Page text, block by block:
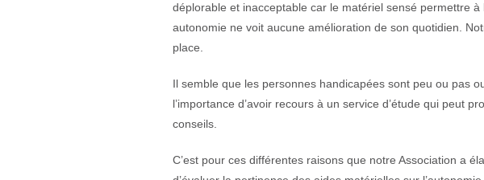
déplorable et inacceptable car le matériel sensé permettre
autonomie ne voit aucune amélioration de son quotidien.
place.
Il semble que les personnes handicapées sont peu ou pas
l’importance d’avoir recours à un service d’étude qui peut
conseils.
C’est pour ces différentes raisons que notre Association a